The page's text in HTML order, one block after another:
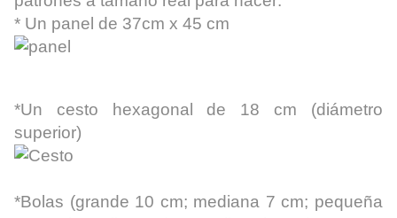
* Un panel de 37cm x 45 cm
*Un cesto hexagonal de 18 cm (diámetro
superior)
*Bolas (grande 10 cm; mediana 7 cm; pequeña